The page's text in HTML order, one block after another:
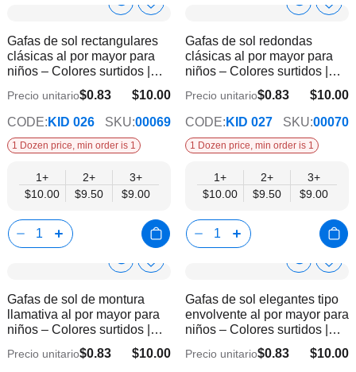
Show
Info
Añadir
la
lista
de
deseos
Gafas de sol rectangulares
clásicas al por mayor para
niños – Colores surtidos |
Protección UV400
$10.00
$9.00
Precio unitario$0.83
CODE: KID 026 SKU:00069
1 Dozen price, min order is 1
1+
$10.00
2+
$9.50
3+
$9.00
Show
Info
lista
de
Gafas de sol redondas
clásicas al por mayor para
niños – Colores surtidos |
Protección UV400
$10.00
$9.00
Precio unitario$0.83
CODE: KID 027 SKU:00070
1 Dozen price, min order is 1
1+
$10.00
2+
$9.50
3+
$9.00
Show
Info
Añadir
lista
de
deseos
Gafas de sol de montura
llamativa al por mayor para
niños – Colores surtidos |
Protección UV400
$10.00
$9.00
Precio unitario$0.83
Show
Info la
lista
de
Gafas de sol elegantes tipo
envolvente al por mayor para
niños – Colores surtidos |
Protección UV400
$10.00
$9.00
Precio unitario$0.83